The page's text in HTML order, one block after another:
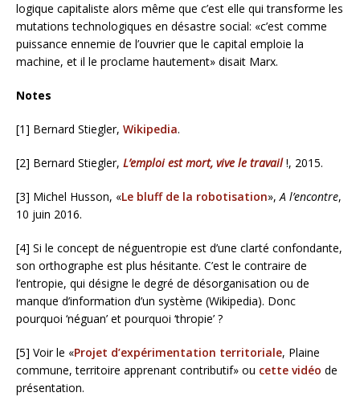
logique capitaliste alors même que c’est elle qui transforme les
mutations technologiques en désastre social: «c’est comme
puissance ennemie de l’ouvrier que le capital emploie la
machine, et il le proclame hautement» disait Marx.
Notes
[1] Bernard Stiegler, Wikipedia.
[2] Bernard Stiegler, L’emploi est mort, vive le travail!, 2015.
[3] Michel Husson, «Le bluff de la robotisation»,A l’encontre,
10 juin 2016.
[4] Si le concept de néguentropie est d’une clarté confondante,
son orthographe est plus hésitante. C’est le contraire de
l’entropie, qui désigne le degré de désorganisation ou de
manque d’information d’un système (Wikipedia). Donc
pourquoi ‘néguan’ et pourquoi ‘thropie’ ?
[5] Voir le «Projet d’expérimentation territoriale, Plaine
commune, territoire apprenant contributif» ou cette vidéo de
présentation.